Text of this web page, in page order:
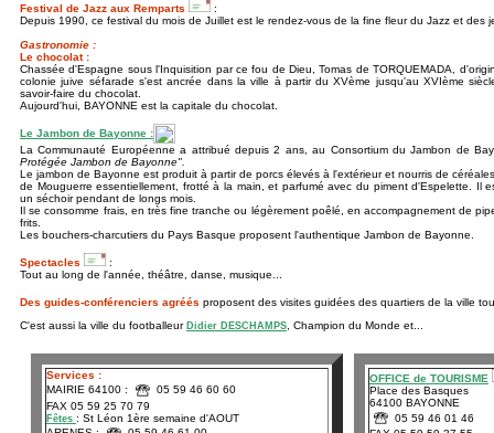
Festival de Jazz aux Remparts
:
Depuis 1990, ce festival du mois de Juillet est le rendez-vous de la fine fleur du Jazz et des
Gastronomie :
Le chocolat :
Chassée d'Espagne sous l'Inquisition par ce fou de Dieu, Tomas de TORQUEMADA,
colonie juive séfarade s'est ancrée dans la ville à partir du XVème jusqu'au XVIème
savoir-faire du chocolat.
Aujourd'hui, BAYONNE est la capitale du chocolat.
Le Jambon de Bayonne :
La Communauté Européenne a attribué depuis 2 ans, au Consortium du Jambon de
Protégée Jambon de Bayonne".
Le jambon de Bayonne est produit à partir de porcs élevés à l'extérieur et nourris de
de Mouguerre essentiellement, frotté à la main, et parfumé avec du piment d'Espelette. Il
un séchoir pendant de longs mois.
Il se consomme frais, en très fine tranche ou légèrement poêlé, en accompagnement de
frits.
Les bouchers-charcutiers du Pays Basque proposent l'authentique Jambon de Bayonne.
Spectacles
:
Tout au long de l'année, théâtre, danse, musique...
Des guides-conférenciers agréés proposent des visites guidées des quartiers de la ville
C'est aussi la ville du footballeur Didier DESCHAMPS , Champion du Monde et...
Services :
MAIRIE 64100 :
05 59 46 60 60
FAX 05 59 25 70 79
Fêtes : St Léon 1ère semaine d'AOUT
OFFICE de TOURISME
Place des Basques
64100 BAYONNE
05 59 46 01 46